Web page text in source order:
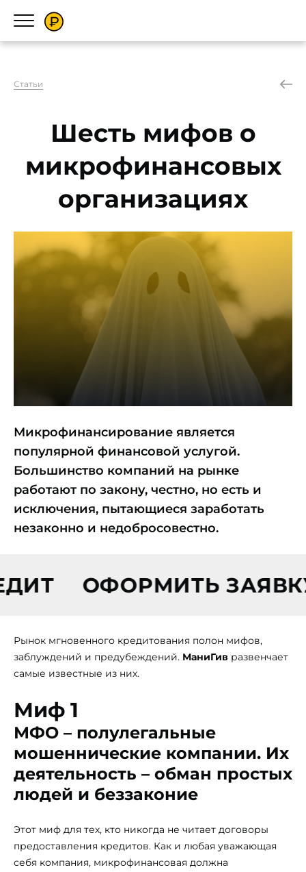
Статьи
Шесть мифов о
микрофинансовых
организациях
Микрофинансирование является
популярной финансовой услугой.
Большинство компаний на рынке
работают по закону, честно, но есть и
исключения, пытающиеся заработать
незаконно и недобросовестно.
ОФОРМИТЬ ЗАЯВКУ
Рынок мгновенного кредитования полон мифов,
заблуждений и предубеждений. МаниГив развенчает
самые известные из них.
Миф 1
МФО – полулегальные
мошеннические компании. Их
деятельность – обман простых
людей и беззаконие
Этот миф для тех, кто никогда не читает договоры
предоставления кредитов. Как и любая уважающая
себя компания, микрофинансовая должна